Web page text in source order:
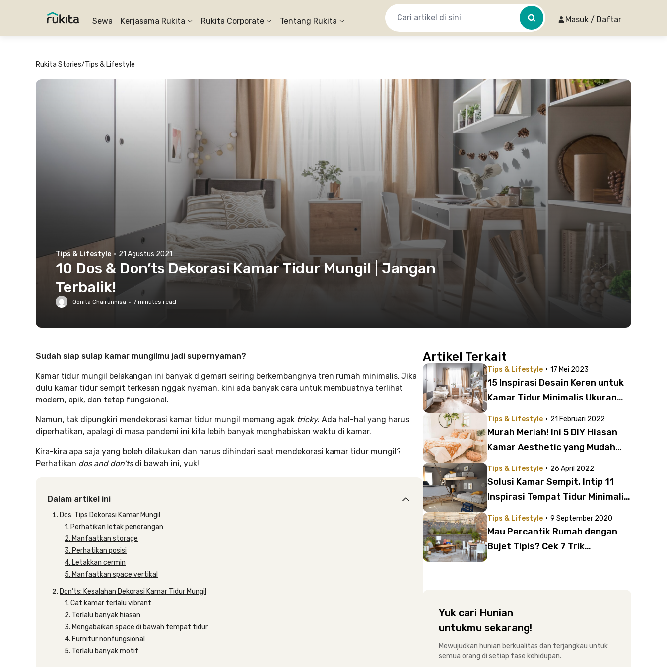
Sewa Kerjasama Rukita Rukita Corporate Tentang Rukita Masuk / Daftar
Rukita Stories/Tips & Lifestyle
Tips & Lifestyle · 21 Agustus 2021
10 Dos & Don’ts Dekorasi Kamar Tidur Mungil | Jangan
Terbalik!
Qonita Chairunnisa · 7 minutes read
Sudah siap sulap kamar mungilmu jadi supernyaman?
Kamar tidur mungil belakangan ini banyak digemari seiring berkembangnya tren rumah minimalis. Jika
dulu kamar tidur sempit terkesan nggak nyaman, kini ada banyak cara untuk membuatnya terlihat
modern, apik, dan tetap fungsional.
Namun, tak dipungkiri mendekorasi kamar tidur mungil memang agak tricky. Ada hal-hal yang harus
diperhatikan, apalagi di masa pandemi ini kita lebih banyak menghabiskan waktu di kamar.
Kira-kira apa saja yang boleh dilakukan dan harus dihindari saat mendekorasi kamar tidur mungil?
Perhatikan dos and don’tsdi bawah ini, yuk!
Dalam artikel ini
Dos: Tips Dekorasi Kamar Mungil
1. Perhatikan letak penerangan
2. Manfaatkan storage
3. Perhatikan posisi
4. Letakkan cermin
5. Manfaatkan space vertikal
Don’ts: Kesalahan Dekorasi Kamar Tidur Mungil
1. Cat kamar terlalu vibrant
2. Terlalu banyak hiasan
3. Mengabaikan space di bawah tempat tidur
4. Furnitur nonfungsional
5. Terlalu banyak motif
Artikel Terkait
Tips & Lifestyle · 17 Mei 2023
15 Inspirasi Desain Keren untuk
Kamar Tidur Minimalis Ukuran
Tips & Lifestyle · 21 Februari 2022
Murah Meriah! Ini 5 DIY Hiasan
Kamar Aesthetic yang Mudah
Tips & Lifestyle · 26 April 2022
Solusi Kamar Sempit, Intip 11
Inspirasi Tempat Tidur Minimalis
Tips & Lifestyle · 9 September 2020
Mau Percantik Rumah dengan
Bujet Tipis? Cek 7 Trik
Yuk cari Hunian
untukmu sekarang!
Mewujudkan hunian berkualitas dan terjangkau untuk
semua orang di setiap fase kehidupan.